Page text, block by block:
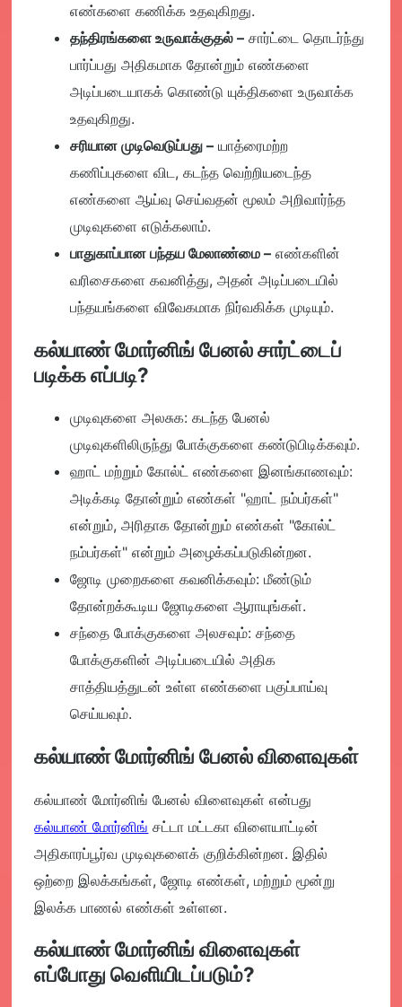
எண்களை கணிக்க உதவுகிறது.
தந்திரங்களை உருவாக்குதல் – சார்ட்டை தொடர்ந்து
பார்ப்பது அதிகமாக தோன்றும் எண்களை
அடிப்படையாகக் கொண்டு யுக்திகளை உருவாக்க
உதவுகிறது.
சரியான முடிவெடுப்பது – யாத்ரைமற்ற
கணிப்புகளை விட, கடந்த வெற்றியடைந்த
எண்களை ஆய்வு செய்வதன் மூலம் அறிவார்ந்த
முடிவுகளை எடுக்கலாம்.
பாதுகாப்பான பந்தய மேலாண்மை – எண்களின்
வரிசைகளை கவனித்து, அதன் அடிப்படையில்
பந்தயங்களை விவேகமாக நிர்வகிக்க முடியும்.
கல்யாண் மோர்னிங் பேனல் சார்ட்டைப்
படிக்க எப்படி?
முடிவுகளை அலசுக: கடந்த பேனல்
முடிவுகளிலிருந்து போக்குகளை கண்டுபிடிக்கவும்.
ஹாட் மற்றும் கோல்ட் எண்களை இனங்காணவும்:
அடிக்கடி தோன்றும் எண்கள் "ஹாட் நம்பர்கள்"
என்றும், அரிதாக தோன்றும் எண்கள் "கோல்ட்
நம்பர்கள்" என்றும் அழைக்கப்படுகின்றன.
ஜோடி முறைகளை கவனிக்கவும்: மீண்டும்
தோன்றக்கூடிய ஜோடிகளை ஆராயுங்கள்.
சந்தை போக்குகளை அலசவும்: சந்தை
போக்குகளின் அடிப்படையில் அதிக
சாத்தியத்துடன் உள்ள எண்களை பகுப்பாய்வு
செய்யவும்.
கல்யாண் மோர்னிங் பேனல் விளைவுகள்
கல்யாண் மோர்னிங் பேனல் விளைவுகள் என்பது
கல்யாண் மோர்னிங் சட்டா மட்டகா விளையாட்டின்
அதிகாரப்பூர்வ முடிவுகளைக் குறிக்கின்றன. இதில்
ஒற்றை இலக்கங்கள், ஜோடி எண்கள், மற்றும் மூன்று
இலக்க பாணல் எண்கள் உள்ளன.
கல்யாண் மோர்னிங் விளைவுகள்
எப்போது வெளியிடப்படும்?